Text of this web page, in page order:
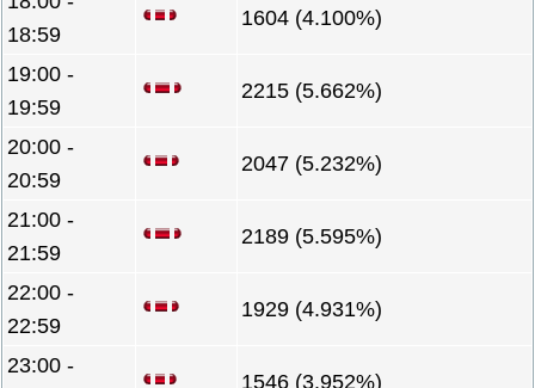
18:59
1604 (4.100%)
19:00 -
19:59
2215 (5.662%)
20:00 -
20:59
2047 (5.232%)
21:00 -
21:59
2189 (5.595%)
22:00 -
22:59
1929 (4.931%)
23:00 -
1546 (3.952%)